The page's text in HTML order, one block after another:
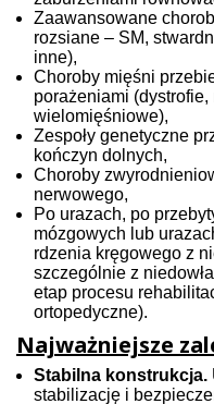
Zaawansowane
rozsiane – SM,
inne),
Choroby mięśni
porażeniami
wielomięśniowe),
Zespoły genetyczne
kończyn dolnych,
Choroby
nerwowego,
Po urazach, po
mózgowych lub
rdzenia kręgowego z
szczególnie z
etap procesu
ortopedyczne).
Najważniejsze
Stabilna konstrukcja.
stabilizację i